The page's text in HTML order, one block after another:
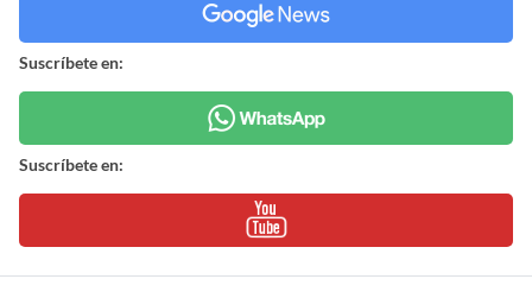
Suscríbete en:
Suscríbete en: